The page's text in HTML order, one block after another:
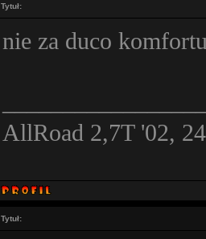
Tytuł:
nie za duco
AllRoad 2,7T '02,
Tytuł: